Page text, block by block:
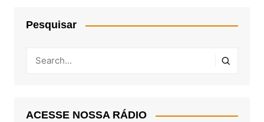
Pesquisar
ACESSE NOSSA RÁDIO